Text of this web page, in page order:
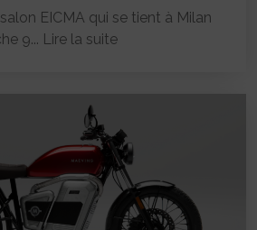
EICMA qui se tient à Milan
9... Lire la suite